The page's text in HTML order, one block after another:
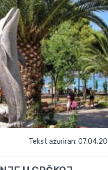
Tekst ažuriran: